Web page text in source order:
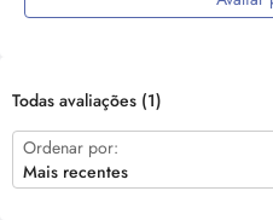
Todas avaliações (1)
Ordenar por:
Mais recentes